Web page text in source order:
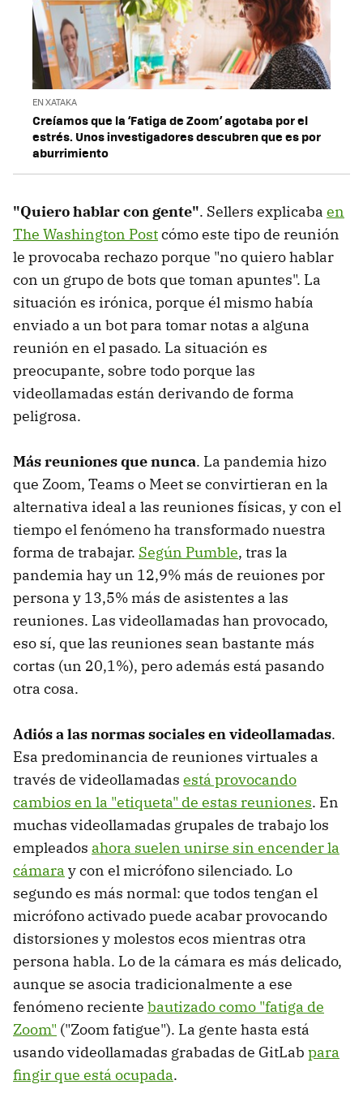
EN XATAKA
Creíamos que la ‘Fatiga de Zoom’ agotaba por el
estrés. Unos investigadores descubren que es por
aburrimiento
"Quiero hablar con gente". Sellers explicaba en
The Washington Postcómo este tipo de reunión
le provocaba rechazo porque "no quiero hablar
con un grupo de bots que toman apuntes". La
situación es irónica, porque él mismo había
enviado a un bot para tomar notas a alguna
reunión en el pasado. La situación es
preocupante, sobre todo porque las
videollamadas están derivando de forma
peligrosa.
Más reuniones que nunca. La pandemia hizo
que Zoom, Teams o Meet se convirtieran en la
alternativa ideal a las reuniones físicas, y con el
tiempo el fenómeno ha transformado nuestra
forma de trabajar. Según Pumble, tras la
pandemia hay un 12,9% más de reuiones por
persona y 13,5% más de asistentes a las
reuniones. Las videollamadas han provocado,
eso sí, que las reuniones sean bastante más
cortas (un 20,1%), pero además está pasando
otra cosa.
Adiós a las normas sociales en videollamadas.
Esa predominancia de reuniones virtuales a
través de videollamadas está provocando
cambios en la "etiqueta" de estas reuniones. En
muchas videollamadas grupales de trabajo los
empleados ahora suelen unirse sin encender la
cámara y con el micrófono silenciado. Lo
segundo es más normal: que todos tengan el
micrófono activado puede acabar provocando
distorsiones y molestos ecos mientras otra
persona habla. Lo de la cámara es más delicado,
aunque se asocia tradicionalmente a ese
fenómeno reciente bautizado como "fatiga de
Zoom" ("Zoom fatigue"). La gente hasta está
usando videollamadas grabadas de GitLab para
fingir que está ocupada.